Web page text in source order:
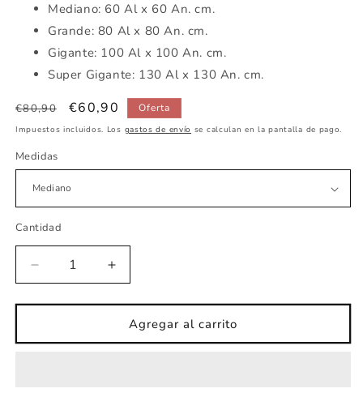
Mediano: 60 Al x 60 An. cm.
Grande: 80 Al x 80 An. cm.
Gigante: 100 Al x 100 An. cm.
Super Gigante: 130 Al x 130 An. cm.
Precio
habitual
€80,90
Precio
de
€60,90 Oferta
Impuestos incluidos. Los gastos de envío se calculan en la pantalla de pago.
Medidas
Cantidad
Reducir
cantidad
para
infantil
Aumentar
cantidad
para
Vinilo
infantil
Agregar al carrito